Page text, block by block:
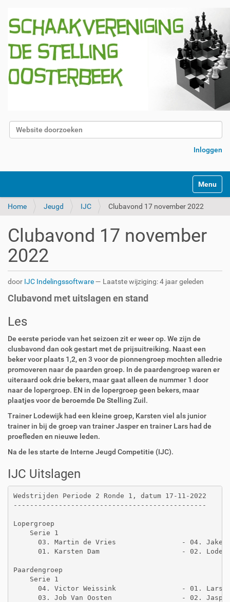
Zoek
Inloggen
Klap
Home Jeugd IJC Clubavond 17 november 2022
Clubavond 17 november
2022
door IJC Indelingssoftware— Laatste wijziging:4 jaar geleden
Clubavond met uitslagen en stand
Les
De eerste periode van het seizoen zit er weer op. We zijn de
clusbavond dan ook gestart met de prijsuitreiking. Naast een
beker voor plaats 1,2, en 3 voor de pionnengroep mochten alledrie
promoveren naar de paarden groep. In de paardengroep waren er
uiteraard ook drie bekers, maar gaat alleen de nummer 1 door
naar de lopergroep. EN in de lopergroep geen bekers, maar
plaatjes voor de beroemde De Stelling Zuil.
Trainer Lodewijk had een kleine groep, Karsten viel als junior
trainer in bij de groep van trainer Jasper en trainer Lars had de
proefleden en nieuwe leden.
Na de les starte de Interne Jeugd Competitie (IJC).
IJC Uitslagen
Wedstrijden Periode 2 Ronde 1, datum 17-11-2022
-----------------------------------------------
Lopergroep
    Serie 1
03. Martin de Vries                - 04. Jake
01. Karsten Dam                    - 02.
Paardengroep
    Serie 1
04. Victor Weissink                - 01. Lars
03. Job Van Oosten                 - 02.